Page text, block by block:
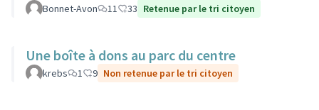
Bonnet-Avon 11 33 Retenue par le tri citoyen
Une boîte à dons au parc du centre
krebs 1 9 Non retenue par le tri citoyen